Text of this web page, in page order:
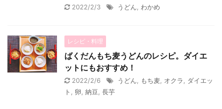
2022/2/3 うどん わかめ
レシピ・料理
ばくだんもち麦うどんのレシピ。ダイエ
ットにもおすすめ！
2022/2/6 うどん もち麦 オクラ
ダイエッ
ト
卵 納豆 長芋